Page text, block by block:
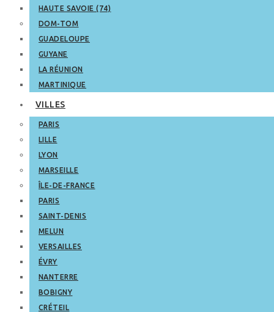
HAUTE SAVOIE (74)
DOM-TOM
GUADELOUPE
GUYANE
LA RÉUNION
MARTINIQUE
VILLES
PARIS
LILLE
LYON
MARSEILLE
ÎLE-DE-FRANCE
PARIS
SAINT-DENIS
MELUN
VERSAILLES
ÉVRY
NANTERRE
BOBIGNY
CRÉTEIL